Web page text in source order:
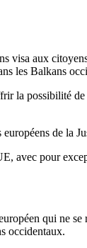
aux
les Balkans
la possibilité
de la
avec pour
qui ne
occidentaux.